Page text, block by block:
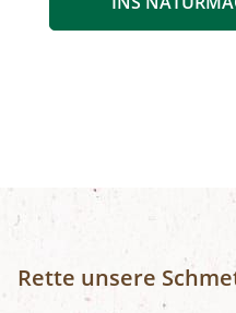
Rette unsere